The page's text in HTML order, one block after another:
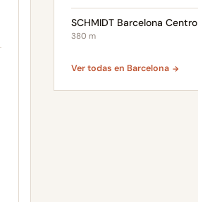
SCHMIDT Barcelona Centro
380 m
Ver todas en Barcelona ‎